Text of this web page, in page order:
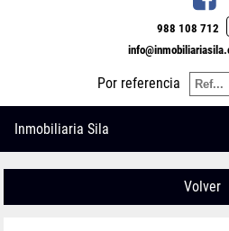
988 108 712
Inmobiliaria Sila
Por referencia
Volver